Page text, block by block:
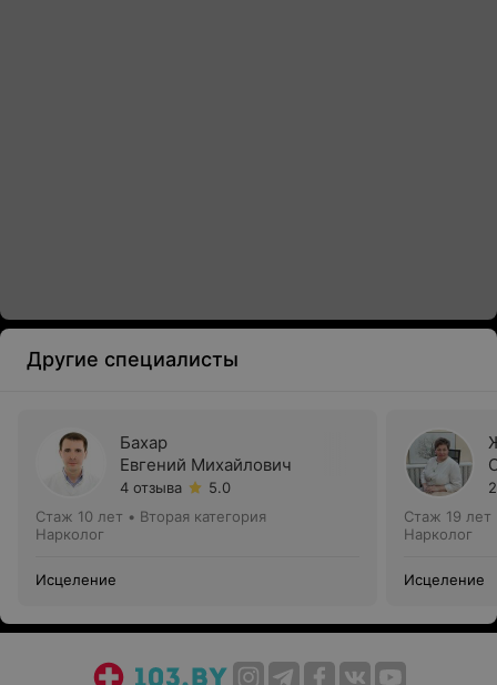
Другие специалисты
Бахар
Евгений Михайлович
4 отзыва
5.0
Стаж 10 лет • Вторая категория
Нарколог
Исцеление
Стаж 19 лет
Нарколог
Исцеление